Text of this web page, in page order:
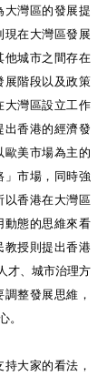
灣區的發展提
在大灣區發展
他城市之間存在
展階段以及政策
大灣區設立工作
香港的經濟發
美市場為主的
市場，同時強
以香港在大灣區
動態的思維來看
教授則提出香港
才、城市治理方
整發展思維，
大家的看法，